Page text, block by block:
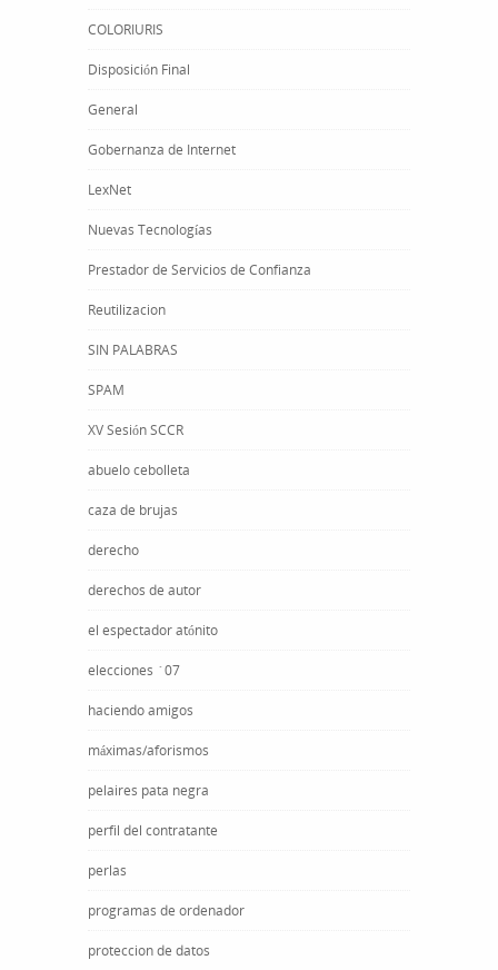
COLORIURIS
Disposición Final
General
Gobernanza de Internet
LexNet
Nuevas Tecnologías
Prestador de Servicios de Confianza
Reutilizacion
SIN PALABRAS
SPAM
XV Sesión SCCR
abuelo cebolleta
caza de brujas
derecho
derechos de autor
el espectador atónito
elecciones ´07
haciendo amigos
máximas/aforismos
pelaires pata negra
perfil del contratante
perlas
programas de ordenador
proteccion de datos